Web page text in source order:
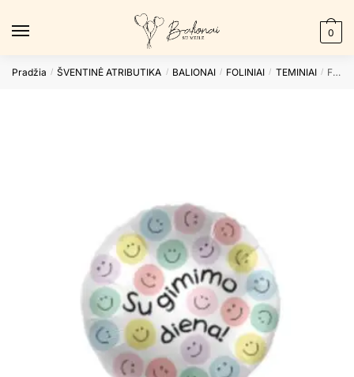
0
Pradžia / ŠVENTINĖ ATRIBUTIKA / BALIONAI / FOLINIAI / TEMINIAI / Folinis balionas SU GIMIMO DIENA / ŠYPSENĖLĖ